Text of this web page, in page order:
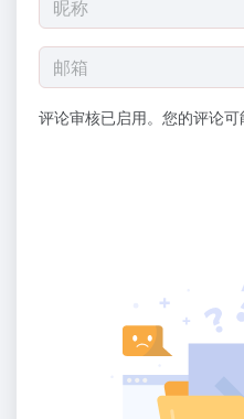
评论审核已启用。您的评论可